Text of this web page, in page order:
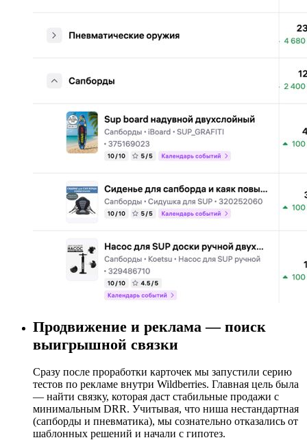
Продвижение и реклама — поиск
выигрышной связки
Сразу после проработки карточек мы запустили серию
тестов по рекламе внутри Wildberries. Главная цель была
— найти связку, которая даст стабильные продажи с
минимальным DRR. Учитывая, что ниша нестандартная
(сапборды и пневматика), мы сознательно отказались от
шаблонных решений и начали с гипотез.